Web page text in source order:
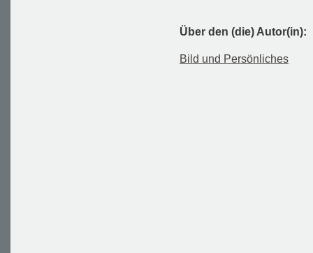
Über den (die) Autor(in):
Bild und Persönliches